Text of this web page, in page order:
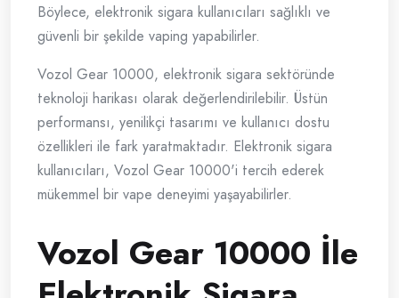
Böylece, elektronik sigara kullanıcıları sağlıklı ve
güvenli bir şekilde vaping yapabilirler.
Vozol Gear 10000, elektronik sigara sektöründe
teknoloji harikası olarak değerlendirilebilir. Üstün
performansı, yenilikçi tasarımı ve kullanıcı dostu
özellikleri ile fark yaratmaktadır. Elektronik sigara
kullanıcıları, Vozol Gear 10000'i tercih ederek
mükemmel bir vape deneyimi yaşayabilirler.
Vozol Gear 10000 İle